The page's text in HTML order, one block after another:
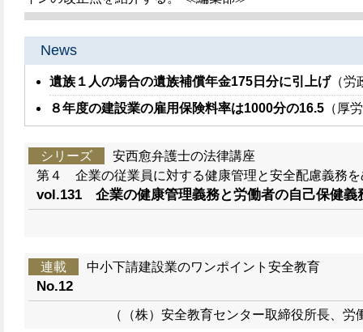
News
遺族１人の場合の遺族補償年金175日分に引上げ（労
８年度の建設業の雇用保険料率は1000分の16.5 （厚
シリーズ
安西愈弁護士の法律講座
第４ 企業の従業員に対する健康管理と安全配慮義務を
vol.131 企業の健康管理義務と労働者の自己保健義
連載 中小下請建設業のワンポイント安全教育
No.12
（（株）安全教育センター取締役所長